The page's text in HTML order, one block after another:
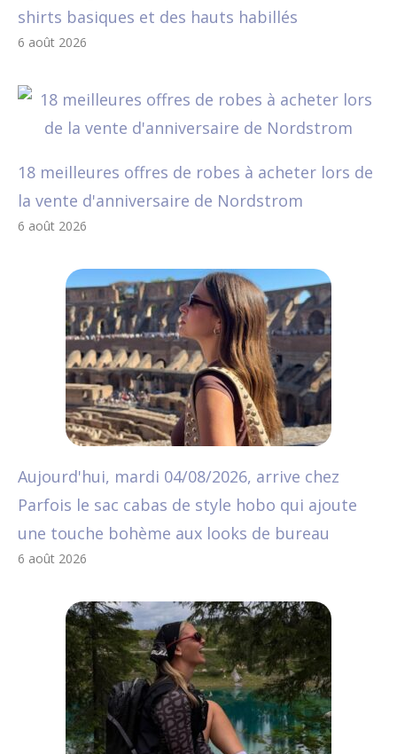
shirts basiques et des hauts habillés
6 août 2026
18 meilleures offres de robes à acheter lors de
la vente d'anniversaire de Nordstrom
6 août 2026
Aujourd'hui, mardi 04/08/2026, arrive chez
Parfois le sac cabas de style hobo qui ajoute
une touche bohème aux looks de bureau
6 août 2026